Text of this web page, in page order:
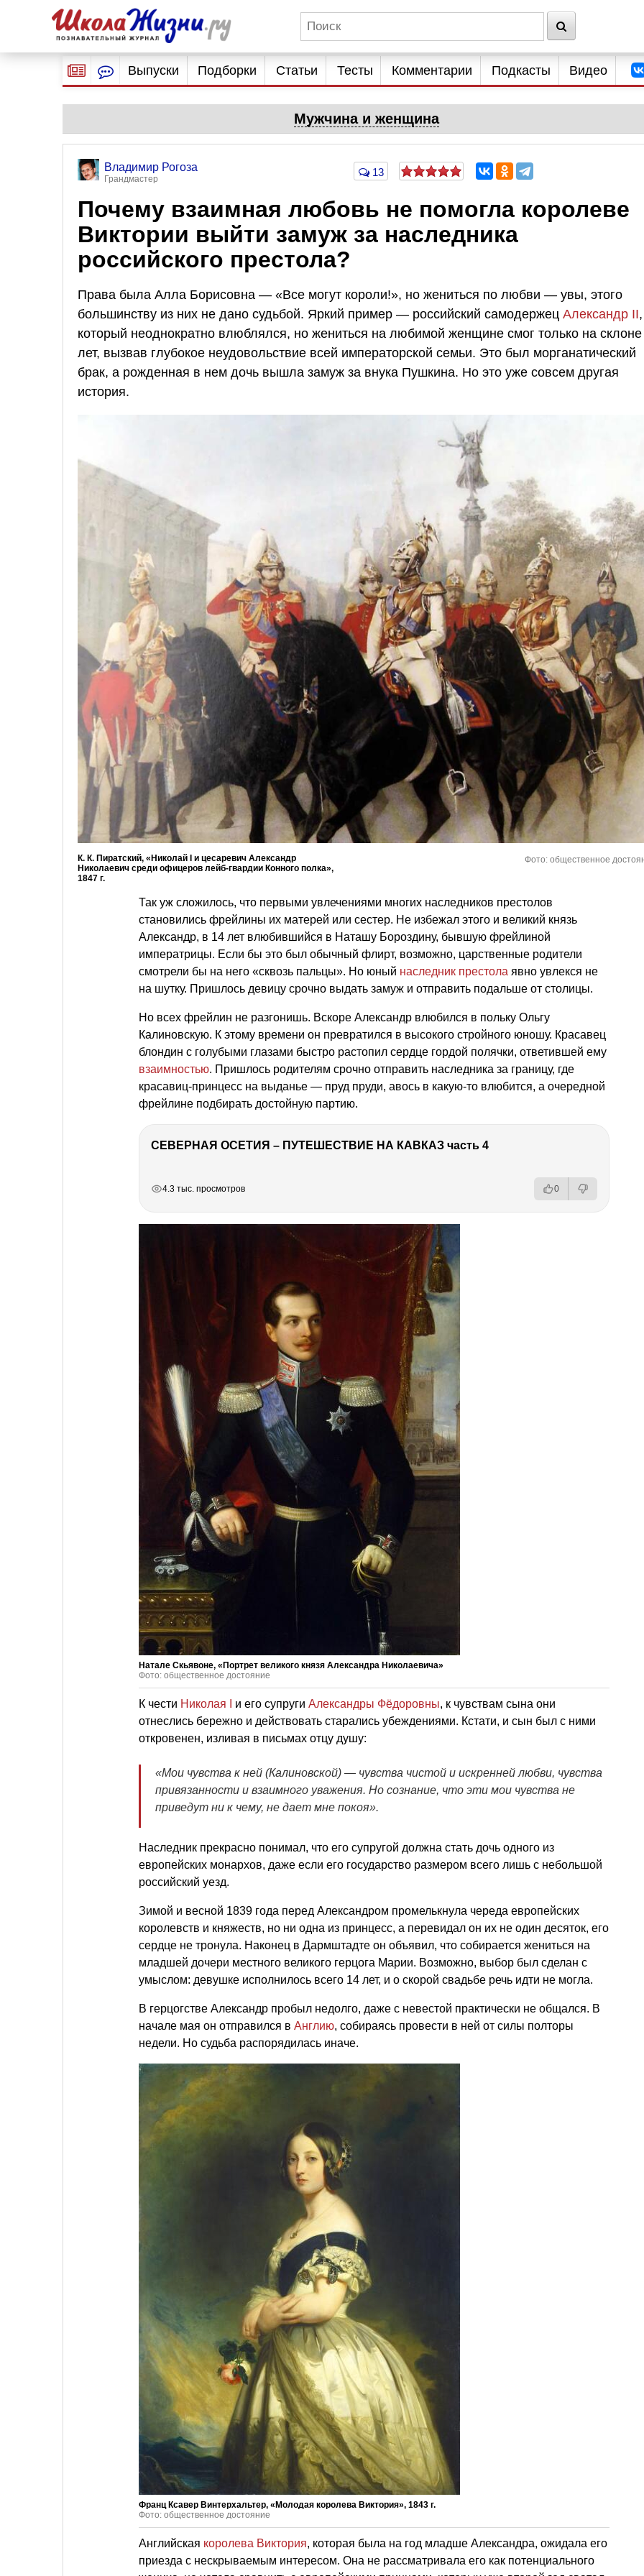
Выпуски Подборки Статьи Тесты Комментарии Подкасты Видео
Мужчина и женщина
Владимир Рогоза
Грандмастер
13
Почему взаимная любовь не помогла королеве
Виктории выйти замуж за наследника
российского престола?
Права была Алла Борисовна — «Все могут короли!», но жениться по любви — увы, этого
большинству из них не дано судьбой. Яркий пример — российский самодержец Александр II,
который неоднократно влюблялся, но жениться на любимой женщине смог только на склоне
лет, вызвав глубокое неудовольствие всей императорской семьи. Это был морганатический
брак, а рожденная в нем дочь вышла замуж за внука Пушкина. Но это уже совсем другая
история.
К. К. Пиратский, «Николай I и цесаревич Александр
Николаевич среди офицеров лейб-гвардии Конного полка»,
1847 г.
Фото: общественное
Так уж сложилось, что первыми увлечениями многих наследников престолов
становились фрейлины их матерей или сестер. Не избежал этого и великий князь
Александр, в 14 лет влюбившийся в Наташу Бороздину, бывшую фрейлиной
императрицы. Если бы это был обычный флирт, возможно, царственные родители
смотрели бы на него «сквозь пальцы». Но юный наследник престола явно увлекся не
на шутку. Пришлось девицу срочно выдать замуж и отправить подальше от столицы.
Но всех фрейлин не разгонишь. Вскоре Александр влюбился в польку Ольгу
Калиновскую. К этому времени он превратился в высокого стройного юношу. Красавец
блондин с голубыми глазами быстро растопил сердце гордой полячки, ответившей ему
взаимностью. Пришлось родителям срочно отправить наследника за границу, где
красавиц-принцесс на выданье — пруд пруди, авось в какую-то влюбится, а очередной
фрейлине подбирать достойную партию.
СЕВЕРНАЯ ОСЕТИЯ – ПУТЕШЕСТВИЕ НА КАВКАЗ часть 4
4.3 тыс. просмотров 0
Натале Скьявоне, «Портрет великого князя Александра Николаевича»
Фото: общественное достояние
К чести Николая I и его супруги Александры Фёдоровны, к чувствам сына они
отнеслись бережно и действовать старались убеждениями. Кстати, и сын был с ними
откровенен, изливая в письмах отцу душу:
«Мои чувства к ней (Калиновской) — чувства чистой и искренней любви, чувства
привязанности и взаимного уважения. Но сознание, что эти мои чувства не
приведут ни к чему, не дает мне покоя».
Наследник прекрасно понимал, что его супругой должна стать дочь одного из
европейских монархов, даже если его государство размером всего лишь с небольшой
российский уезд.
Зимой и весной 1839 года перед Александром промелькнула череда европейских
королевств и княжеств, но ни одна из принцесс, а перевидал он их не один десяток, его
сердце не тронула. Наконец в Дармштадте он объявил, что собирается жениться на
младшей дочери местного великого герцога Марии. Возможно, выбор был сделан с
умыслом: девушке исполнилось всего 14 лет, и о скорой свадьбе речь идти не могла.
В герцогстве Александр пробыл недолго, даже с невестой практически не общался. В
начале мая он отправился в Англию, собираясь провести в ней от силы полторы
недели. Но судьба распорядилась иначе.
Франц Ксавер Винтерхальтер, «Молодая королева Виктория», 1843 г.
Фото: общественное достояние
Английская королева Виктория, которая была на год младше Александра, ожидала его
приезда с нескрываемым интересом. Она не рассматривала его как потенциального